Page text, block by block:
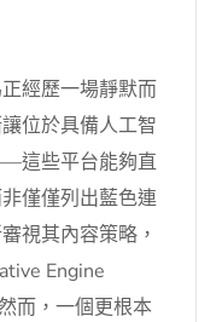
經歷一場靜默而
位於具備人工智
這些平台能夠直
僅僅列出藍色連
視其內容策略，
Engine
而，一個更根本